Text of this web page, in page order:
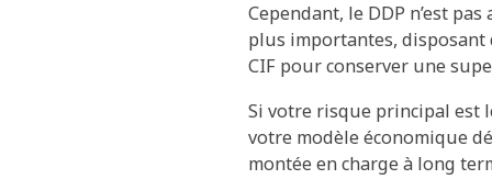
Cependant, le DDP n’est
plus importantes, disposant
CIF pour conserver une
Si votre risque principal est
votre modèle économique
montée en charge à long